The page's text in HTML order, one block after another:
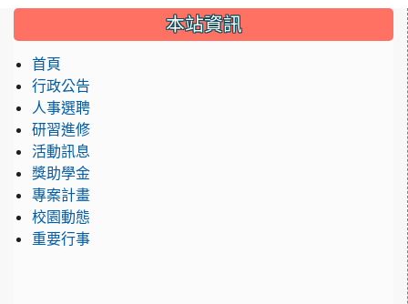
::: 本站資訊
首頁
行政公告
人事選聘
研習進修
活動訊息
獎助學金
專案計畫
校園動態
重要行事